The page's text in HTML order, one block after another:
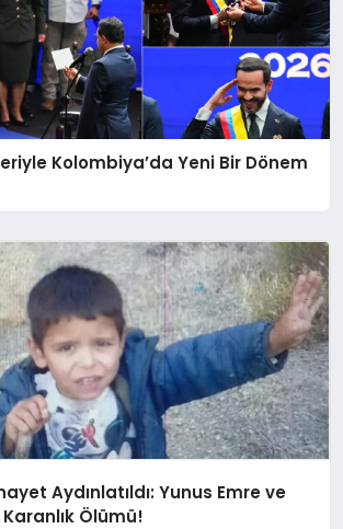
Kolombiya’da Yeni Bir Dönem
Aydınlatıldı: Yunus Emre ve
Ölümü!